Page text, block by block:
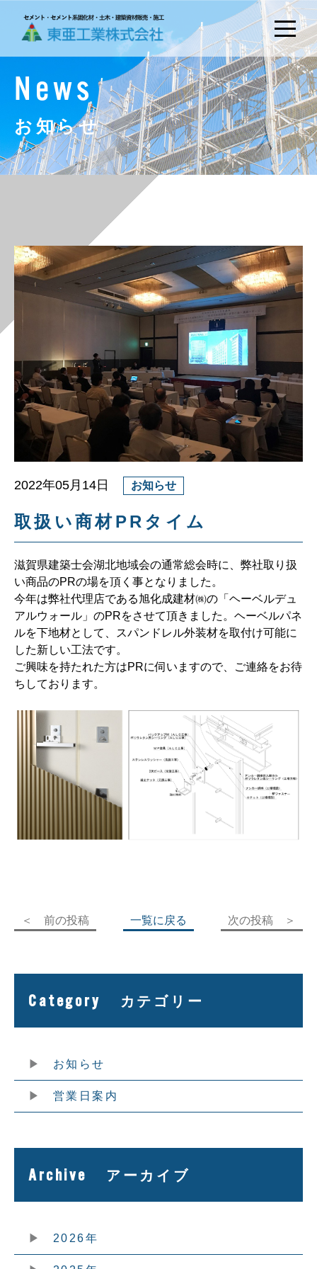
News
お知らせ
2022年05月14日 お知らせ
取扱い商材PRタイム
滋賀県建築士会湖北地域会の通常総会時に、弊社取り扱
い商品のPRの場を頂く事となりました。
今年は弊社代理店である旭化成建材㈱の「ヘーベルデュ
アルウォール」のPRをさせて頂きました。ヘーベルパネ
ルを下地材として、スパンドレル外装材を取付け可能に
した新しい工法です。
ご興味を持たれた方はPRに伺いますので、ご連絡をお待
ちしております。
＜ 前の投稿 一覧に戻る 次の投稿 ＞
Category カテゴリー
お知らせ
営業日案内
Archive アーカイブ
2026年